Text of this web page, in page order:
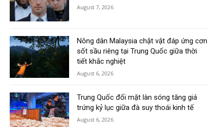
August 7, 2026
Nông dân Malaysia chật vật đáp ứng cơn
sốt sầu riêng tại Trung Quốc giữa thời
tiết khắc nghiệt
August 6, 2026
Trung Quốc đối mặt làn sóng tăng giá
trứng kỷ lục giữa đà suy thoái kinh tế
August 6, 2026